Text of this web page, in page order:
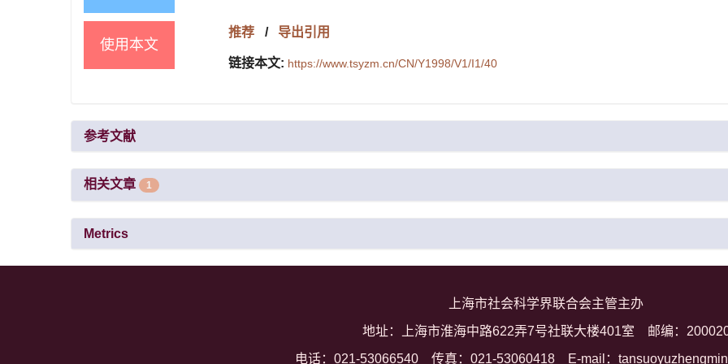
使用本文
推荐 / 导出引用
链接本文: https://www.tsyzm.cn/CN/Y1998/V1/I1/40
参考文献
相关文章 1
Metrics
上海市社会科学界联合会主管主办
地址：上海市淮海中路622弄7号社联大楼401室 邮编：
电话：021-53066540 传真：021-53060418 E-mail：